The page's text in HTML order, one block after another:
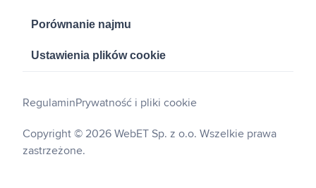
Porównanie najmu
Ustawienia plików cookie
Copyright © 2026 WebET Sp. z o.o. Wszelkie prawa
zastrzeżone.
RegulaminPrywatność i pliki cookie